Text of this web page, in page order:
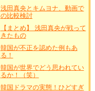
浅田真央とキムヨナ、動画で
の比較検討
【まとめ】 浅田真央が戦って
きたもの
韓国が不正を認めた例もあ
る！
韓国が世界でどう思われてい
るか！（笑）
韓国ドラマの実態！ひどすぎ